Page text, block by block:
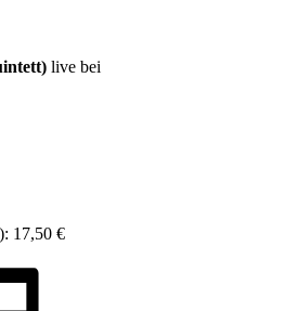
live bei
17,50 €